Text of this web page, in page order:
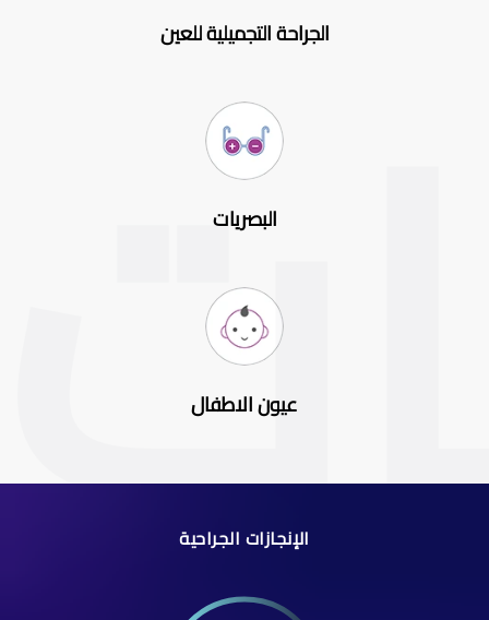
الجراحة التجميلية للعين
البصريات
عيون الاطفال
الإنجازات الجراحية